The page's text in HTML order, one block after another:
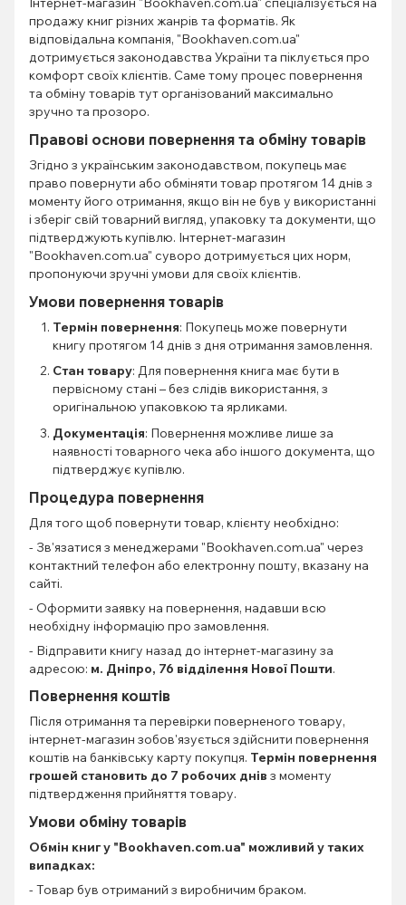
продажу книг різних жанрів та форматів. Як
відповідальна компанія, "Bookhaven.com.ua"
дотримується законодавства України та піклується про
комфорт своїх клієнтів. Саме тому процес повернення
та обміну товарів тут організований максимально
зручно та прозоро.
Правові основи повернення та обміну товарів
Згідно з українським законодавством, покупець має
право повернути або обміняти товар протягом 14 днів з
моменту його отримання, якщо він не був у використанні
і зберіг свій товарний вигляд, упаковку та документи, що
підтверджують купівлю. Інтернет-магазин
"Bookhaven.com.ua" суворо дотримується цих норм,
пропонуючи зручні умови для своїх клієнтів.
Умови повернення товарів
Термін повернення: Покупець може повернути
книгу протягом 14 днів з дня отримання замовлення.
Стан товару: Для повернення книга має бути в
первісному стані – без слідів використання, з
оригінальною упаковкою та ярликами.
Документація: Повернення можливе лише за
наявності товарного чека або іншого документа, що
підтверджує купівлю.
Процедура повернення
Для того щоб повернути товар, клієнту необхідно:
- Зв'язатися з менеджерами "Bookhaven.com.ua" через
контактний телефон або електронну пошту, вказану на
сайті.
- Оформити заявку на повернення, надавши всю
необхідну інформацію про замовлення.
- Відправити книгу назад до інтернет-магазину за
адресою: м. Дніпро, 76 відділення Нової Пошти.
Повернення коштів
Після отримання та перевірки поверненого товару,
інтернет-магазин зобов'язується здійснити повернення
коштів на банківську карту покупця. Термін повернення
грошей становить до 7 робочих днів з моменту
підтвердження прийняття товару.
Умови обміну товарів
Обмін книгу "Bookhaven.com.ua" можливий у таких
випадках:
- Товар був отриманий з виробничим браком.